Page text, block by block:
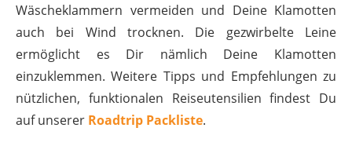
Wäscheklammern vermeiden und Deine Klamotten
auch bei Wind trocknen. Die gezwirbelte Leine
ermöglicht es Dir nämlich Deine Klamotten
einzuklemmen. Weitere Tipps und Empfehlungen zu
nützlichen, funktionalen Reiseutensilien findest Du
auf unserer Roadtrip Packliste.